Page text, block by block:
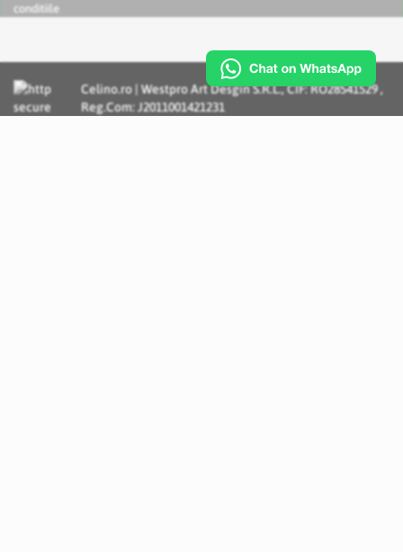
conditiile
Celino.ro | Westpro Art Desgin S.R.L., CIF: RO28541529 ,
Reg.Com: J2011001421231